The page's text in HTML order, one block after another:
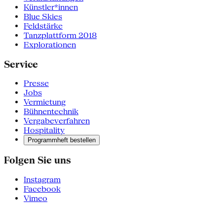
Künstler*innen
Blue Skies
Feldstärke
Tanzplattform 2018
Explorationen
Service
Presse
Jobs
Vermietung
Bühnentechnik
Vergabeverfahren
Hospitality
Programmheft bestellen
Folgen Sie uns
Instagram
Facebook
Vimeo